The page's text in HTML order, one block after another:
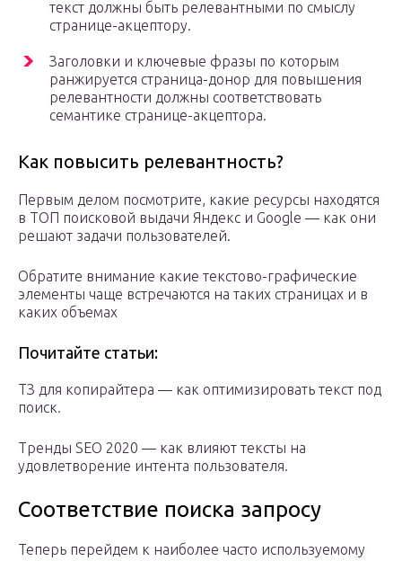
текст должны быть релевантными по смыслу
странице-акцептору.
Заголовки и ключевые фразы по которым
ранжируется страница-донор для повышения
релевантности должны соответствовать
семантике странице-акцептора.
Как повысить релевантность?
Первым делом посмотрите, какие ресурсы находятся
в ТОП поисковой выдачи Яндекс и Google — как они
решают задачи пользователей.
Обратите внимание какие текстово-графические
элементы чаще встречаются на таких страницах и в
каких объемах
Почитайте статьи:
ТЗ для копирайтера — как оптимизировать текст под
поиск.
Тренды SEO 2020 — как влияют тексты на
удовлетворение интента пользователя.
Соответствие поиска запросу
Теперь перейдем к наиболее часто используемому